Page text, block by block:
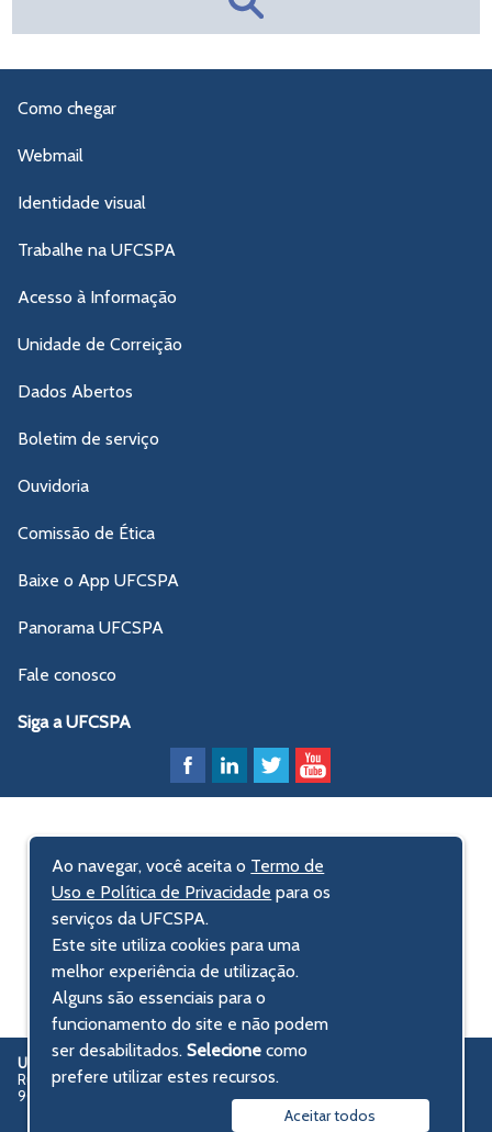
Como chegar
Webmail
Identidade visual
Trabalhe na UFCSPA
Acesso à Informação
Unidade de Correição
Dados Abertos
Boletim de serviço
Ouvidoria
Comissão de Ética
Baixe o App UFCSPA
Panorama UFCSPA
Fale conosco
Siga a UFCSPA
UFCSPA
Rua Sarmento Leite, 245 - Centro Histórico
90050-170 Porto Alegre, RS, Brasil
Ao navegar, você aceita o Termo de
Uso e Política de Privacidade para os
serviços da UFCSPA.
Este site utiliza cookies para uma
melhor experiência de utilização.
Alguns são essenciais para o
funcionamento do site e não podem
ser desabilitados.Selecionecomo
prefere utilizar estes recursos.
Aceitar todos